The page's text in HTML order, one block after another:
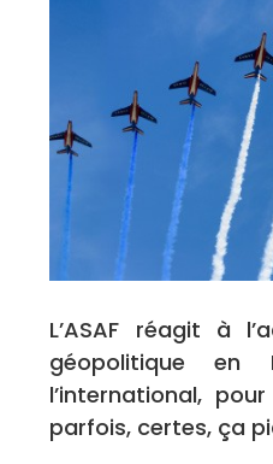
L’ASAF réagit à
géopolitique en
l’international,
parfois, certes, ça